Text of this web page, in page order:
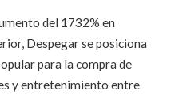
del 1732% en
Despegar se posiciona
para la compra de
y entretenimiento entre